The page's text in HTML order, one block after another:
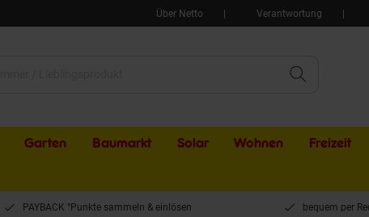
Über Netto Verantwortung
Garten Baumarkt Solar Wohnen Freizeit
PAYBACK °Punkte sammeln & einlösen bequem per